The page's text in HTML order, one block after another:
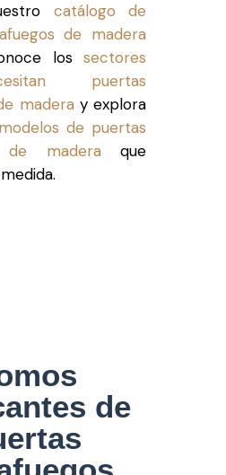
catálogo de
de madera
los sectores
puertas
maderay explora
modelos de puertas
de maderaque
de